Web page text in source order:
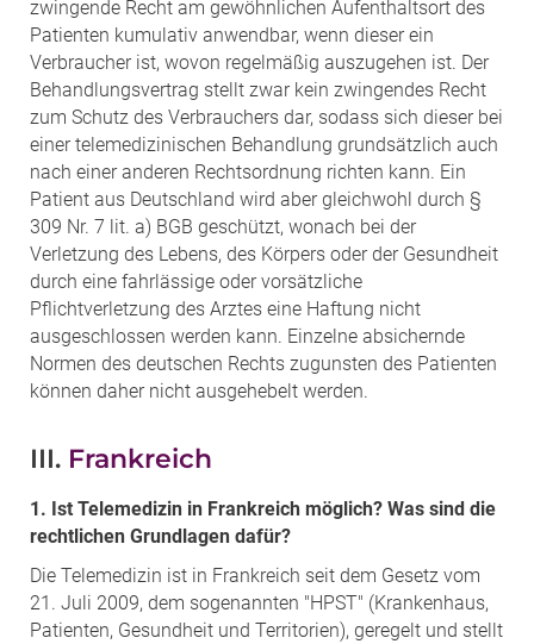
zwingende Recht am gewöhnlichen Aufenthaltsort des
Patienten kumulativ anwendbar, wenn dieser ein
Verbraucher ist, wovon regelmäßig auszugehen ist. Der
Behandlungsvertrag stellt zwar kein zwingendes Recht
zum Schutz des Verbrauchers dar, sodass sich dieser bei
einer telemedizinischen Behandlung grundsätzlich auch
nach einer anderen Rechtsordnung richten kann. Ein
Patient aus Deutschland wird aber gleichwohl durch §
309 Nr. 7 lit. a) BGB geschützt, wonach bei der
Verletzung des Lebens, des Körpers oder der Gesundheit
durch eine fahrlässige oder vorsätzliche
Pflichtverletzung des Arztes eine Haftung nicht
ausgeschlossen werden kann. Einzelne absichernde
Normen des deutschen Rechts zugunsten des Patienten
können daher nicht ausgehebelt werden.
III. Frankreich
1. Ist Telemedizin in Frankreich möglich? Was sind die
rechtlichen Grundlagen dafür?
Die Telemedizin ist in Frankreich seit dem Gesetz vom
21. Juli 2009, dem sogenannten "HPST" (Krankenhaus,
Patienten, Gesundheit und Territorien), geregelt und stellt